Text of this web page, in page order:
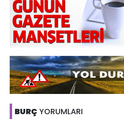
BURÇ YORUMLARI